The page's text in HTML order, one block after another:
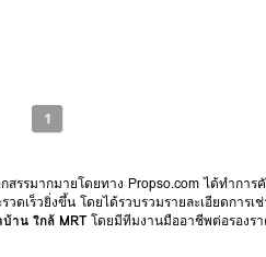
1
สรรมากมายโดยทาง Propso.com ได้ทำกา
วดเร็วยิ่งขึ้น โดยได้รวบรวมรายละเอียดการ
บ้าน ใกล้ MRT โดยมีทีมงานมืออาชีพต่อรองร